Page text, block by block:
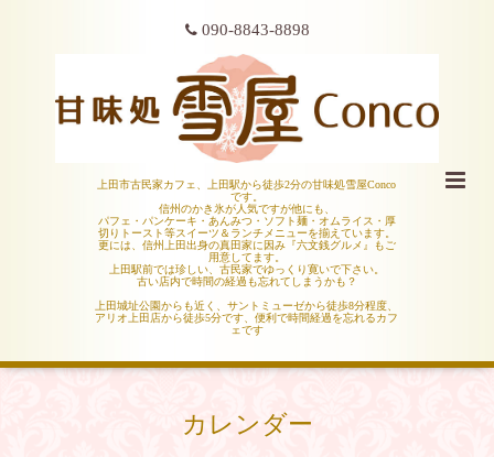
090-8843-8898
上田市古民家カフェ、上田駅から徒歩2分の甘味処雪屋Conco
です。
信州のかき氷が人気ですが他にも、
パフェ・パンケーキ・あんみつ・ソフト麺・オムライス・厚
切りトースト等スイーツ＆ランチメニューを揃えています。
更には、信州上田出身の真田家に因み『六文銭グルメ』もご
用意してます。
上田駅前では珍しい、古民家でゆっくり寛いで下さい。
古い店内で時間の経過も忘れてしまうかも？
上田城址公園からも近く、サントミューゼから徒歩8分程度、
アリオ上田店から徒歩5分です、便利で時間経過を忘れるカフ
ェです
カレンダー